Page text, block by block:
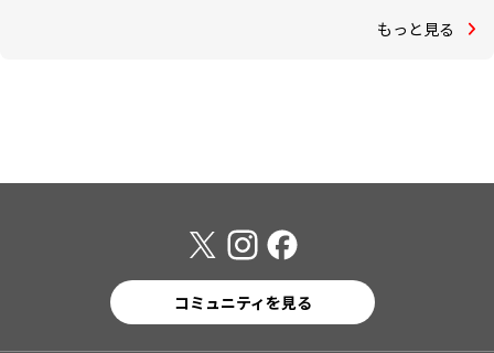
もっと見る
コミュニティを見る